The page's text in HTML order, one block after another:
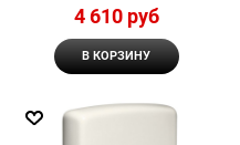
4 610 руб
В КОРЗИНУ